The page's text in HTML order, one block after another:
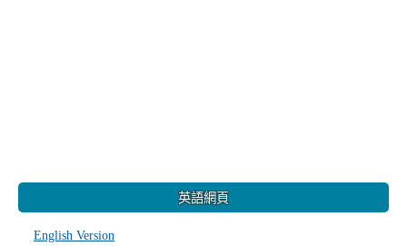
英語網頁
English Version